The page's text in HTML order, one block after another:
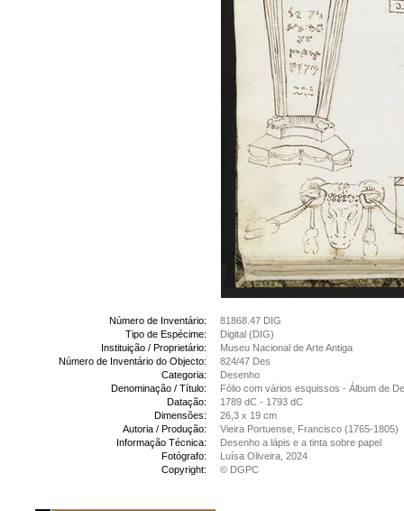
Número de Inventário:
81868.47 DIG
Tipo de Espécime:
Digital (DIG)
Instituição / Proprietário:
Museu Nacional de Arte Antiga
Número de Inventário do Objecto:
824/47 Des
Categoria:
Desenho
Denominação / Título:
Fólio com vários esquissos - Álbum de
Datação:
1789 dC - 1793 dC
Dimensões:
26,3 x 19 cm
Autoria / Produção:
Vieira Portuense, Francisco (1765-1805)
Informação Técnica:
Desenho a lápis e a tinta sobre papel
Fotógrafo:
Luísa Oliveira, 2024
Copyright:
© DGPC